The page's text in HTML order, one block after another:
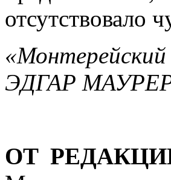
отсутствовало
«Монтерейский
ЭДГАР
ОТ